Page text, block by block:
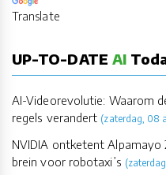
Translate
UP-TO-DATE AI
AI-Videorevolutie: Waarom
regels verandert (zaterdag, 08
NVIDIA ontketent Alpamayo
brein voor robotaxi’s